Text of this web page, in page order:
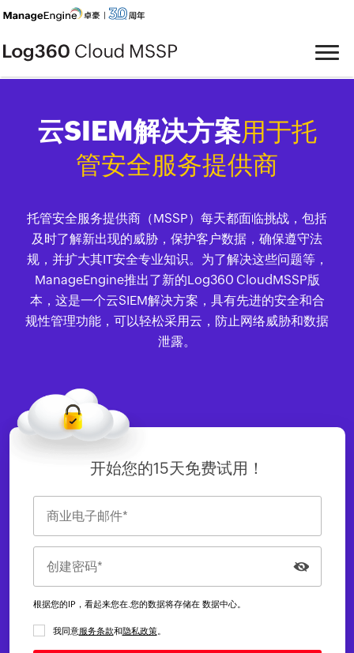
云SIEM解决方案用于托
管安全服务提供商
托管安全服务提供商（MSSP）每天都面临挑战，包括
及时了解新出现的威胁，保护客户数据，确保遵守法
规，并扩大其IT安全专业知识。为了解决这些问题等，
ManageEngine推出了新的Log360 CloudMSSP版
本，这是一个云SIEM解决方案，具有先进的安全和合
规性管理功能，可以轻松采用云，防止网络威胁和数据
泄露。
开始您的15天免费试用！
根据您的IP， 看起来您在. 您的数据将存储在 数据中心。
我同意服务条款和隐私政策。